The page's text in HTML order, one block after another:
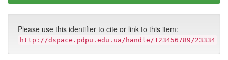
Please use this identifier to cite or link to this item:
http://dspace.pdpu.edu.ua/handle/123456789/23334